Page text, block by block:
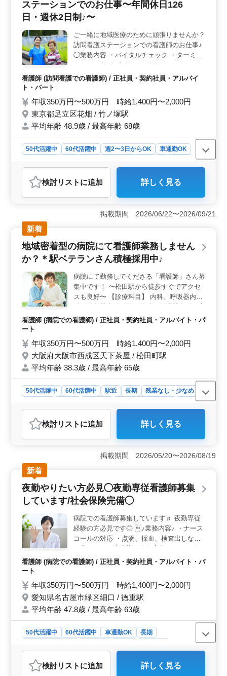
す。シフト制の休日で、有給休暇も取得できるため、ワ
ークライフバランスを重視した働き方ができます。
＜経験者優遇＞ 看護師実務経験5年以上を求められます
が、経験者には高い評価が与えられます。正看護師もし
くは准看護師免許を保有していることが条件です。介護
老人保健施設での経験がある方は特に歓迎されます。
ステーションでのお仕事〜年間休日126
日・週休2日制♪〜
ご一緒に地域医療のために頑張りませんか？
訪問看護ステーションでの看護師のお仕事♪
◯業務内容 ・バイタルチェック ・ターミナ
ルケア ・褥瘡(床ずれ)の予防 ・カテーテル
交換やケア ・服薬指導 ・医療機器の管理、
日126日 ・プライベート時間充実 ・車通勤
可能 利用者様の力になりましょう！ 皆様の
ご応募お待ちしております！
看護師 (訪問看護での看護師) / 正社員・契約社員・アルバイ
ト・パート
年収350万円〜500万円 時給1,400円〜2,000円
東京都足立区花畑 / 竹ノ塚駅
平均年齢 48.9歳 / 最高年齢 68歳
50代活躍中 60代活躍中 週2〜3日からOK
車通勤OK
アルバイト・パート
おすすめポイント
＜働きやすさ＞ プライベート時間を充実させながら、
訪問看護ステーションでのお仕事が可能です。週休2日制
と年間休日126日という充実した休暇制度で、メリハリを
つけた働き方ができます。また、竹ノ塚駅からのアクセ
スも良好で、車通勤も可能ですので、通勤ストレスも軽
減されます。 ＜業務内容＞ 看護師としての業務は
多岐にわたり、患者様のバイタルチェックから始まり、
指導など、幅広い業務に携わることができます。また、
家族の支援や相談にも応じることが求められますので、
人間関係の構築やコミュニケーション能力も磨かれま
す。 ＜給与＆福利厚生＞ 年収350万円〜480万円や
時給1,400円〜1,900円といった魅力的な給与水準が用意
されています。さらに、交通費支給や雇用・健康保険の
完備など、福利厚生面でも安心して働くことができま
す。
検討リスト に追加 詳しく見る
掲載期間 2026/06/22〜2026/09/21
新着
地域密着型の病院にて看護師業務しません
か？＊駅ベテランさん積極採用中♪
病院にて勤務してくださる「看護師」さん募
集中です！ 〜松田駅から徒歩すぐでアクセ
スも良好〜 【診療科目】 内科、呼吸器内
療内科 ※訪問診療も行っております 業務内
け渡し ・血液検査、尿検査 ・ガーゼ交換 等
備考 ・週3日からの勤務OK！ ・交通費：実
費支給 ＊准看護師以上、募集企業です お気
軽にお問い合わせください。 ご応募お待ち
しております♪
看護師 (病院での看護師) / 正社員・契約社員・アルバイト・パ
ート
年収350万円〜500万円 時給1,400円〜2,000円
大阪府大阪市西成区天下茶屋 / 松田町駅
平均年齢 38.3歳 / 最高年齢 65歳
50代活躍中 60代活躍中 駅近 長期
残業なし・少なめ
看護師
おすすめポイント
＜駅ベテラン歓迎＞ アクセス便利な松田町駅近くの地
域密着型病院が、経験豊富な看護師を歓迎しています。
駅からのアクセスが良く、地域住民に信頼される病院で
の看護業務に携わりませんか。 ＜多岐にわたる業務
＞ 内科、呼吸器内科、消化器内科、整形外科など幅広
い診療科目に携わります。投薬からカルテ整理、巡回、
検査業務まで、病院での看護師業務全般をお任せしま
す。 ＜働きやすい環境＞ 週3日からの勤務も可能
で、シフトによる柔軟な働き方が魅力の1つです。交通費
実費支給で通勤もスムーズです。女性やベテランの方々
が活躍中で、アットホームな雰囲気が魅力的です。
検討リスト に追加 詳しく見る
掲載期間 2026/05/20〜2026/08/19
新着
夜勤やりたい方必見◯夜勤専従看護師募集
しています/社会保険完備◯
病院での看護師募集しています♬ 夜勤専従
経験の方必見です◎ ♪業務内容♪ ・ナース
コールの対応 ・点滴、採血、検査出しなど
助やおむつ交換、排泄量チェック、（尿破
などの自己抜去などのトラブル対応 ・病棟
巡視 ・日勤でやりきれなった事務処理やカ
ルテ整理など 等 ♪特徴♪ ・年間休日118日 ・
経験者優遇制度有り お休みも多いのでプラ
イベート充実します◎ 皆様のご応募お待ち
してます！
看護師 (病院での看護師) / 正社員・契約社員・アルバイト・パ
ート
年収350万円〜500万円 時給1,400円〜2,000円
愛知県名古屋市緑区細口 / 徳重駅
平均年齢 47.8歳 / 最高年齢 63歳
50代活躍中 60代活躍中 車通勤OK
長期
おすすめポイント
検討リスト に追加 詳しく見る